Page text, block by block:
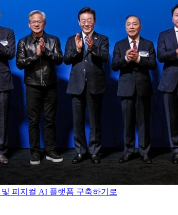
피지컬 AI 플랫폼 구축하기로